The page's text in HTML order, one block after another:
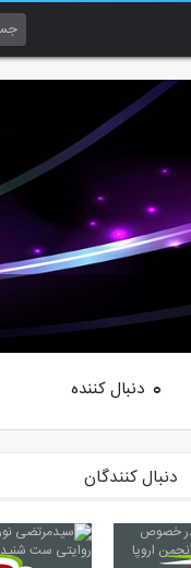
0 دنبال کننده
دنبال کنندگان